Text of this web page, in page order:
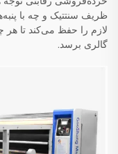
ظریف سنتتیک و چه با
لازم را حفظ می‌کند تا
گالری برسد.